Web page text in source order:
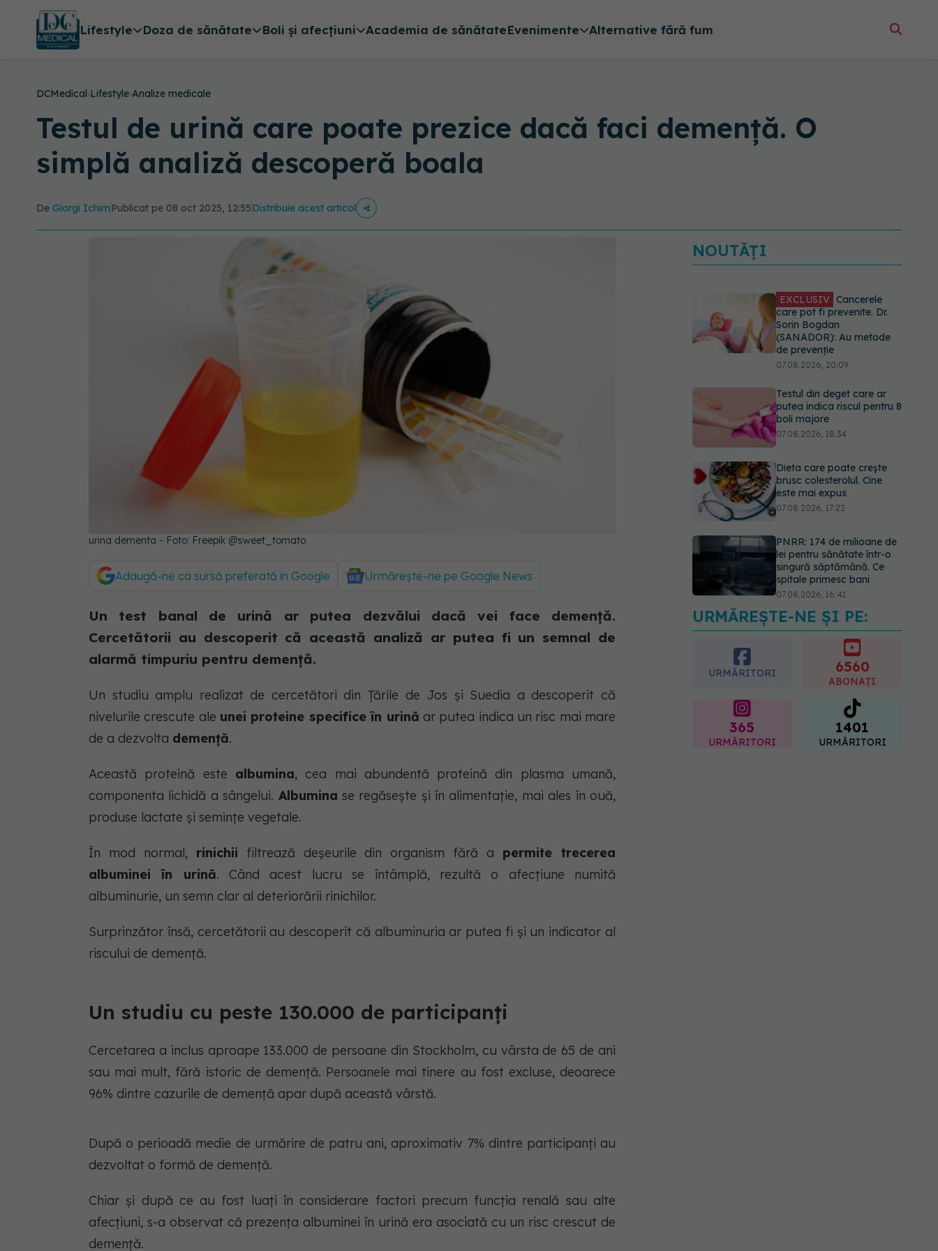
Lifestyle Doza de sănătate Boli și afecțiuni Academia de sănătateEvenimente Alternative fără fum
DCMedical›Lifestyle›Analize medicale
Testul de urină care poate prezice dacă faci demență. O
simplă analiză descoperă boala
De Giorgi Ichim Publicat pe 08 oct 2025, 12:55Distribuie acest articol
urina dementa - Foto: Freepik @sweet_tomato
Adaugă-ne ca sursă preferată în Google Urmărește-ne pe Google News
Un test banal de urină ar putea dezvălui dacă vei face demență.
Cercetătorii au descoperit că această analiză ar putea fi un semnal de
alarmă timpuriu pentru demență.
Un studiu amplu realizat de cercetători din Țările de Jos și Suedia a descoperit că
nivelurile crescute ale unei proteine specifice în urină ar putea indica un risc mai mare
de a dezvolta demență.
Această proteină este albumina, cea mai abundentă proteină din plasma umană,
componenta lichidă a sângelui. Albumina se regăsește și în alimentație, mai ales în ouă,
produse lactate și semințe vegetale.
În mod normal, rinichii filtrează deșeurile din organism fără a permite trecerea
albuminei în urină. Când acest lucru se întâmplă, rezultă o afecțiune numită
albuminurie, un semn clar al deteriorării rinichilor.
Surprinzător însă, cercetătorii au descoperit că albuminuria ar putea fi și un indicator al
riscului de demență.
Un studiu cu peste 130.000 de participanți
Cercetarea a inclus aproape 133.000 de persoane din Stockholm, cu vârsta de 65 de ani
sau mai mult, fără istoric de demență. Persoanele mai tinere au fost excluse, deoarece
96% dintre cazurile de demență apar după această vârstă.
După o perioadă medie de urmărire de patru ani, aproximativ 7% dintre participanți au
dezvoltat o formă de demență.
Chiar și după ce au fost luați în considerare factori precum funcția renală sau alte
afecțiuni, s-a observat că prezența albuminei în urină era asociată cu un risc crescut de
demență.
NOUTĂȚI
EXCLUSIV Cancerele
care pot fi prevenite. Dr.
Sorin Bogdan
(SANADOR): Au metode
de prevenție
07.08.2026, 20:09
Testul din deget care ar
putea indica riscul pentru 8
boli majore
07.08.2026, 18:34
Dieta care poate crește
brusc colesterolul. Cine
este mai expus
07.08.2026, 17:22
PNRR: 174 de milioane de
lei pentru sănătate într-o
singură săptămână. Ce
spitale primesc bani
07.08.2026, 16:41
Ce spune culoarea ta
preferată despre vârsta
pe care o ai. Care este
"codul cromatic" al
URMĂREȘTE-NE ȘI PE:
URMĂRITORI 6560
ABONAȚI
365
URMĂRITORI
1401
URMĂRITORI